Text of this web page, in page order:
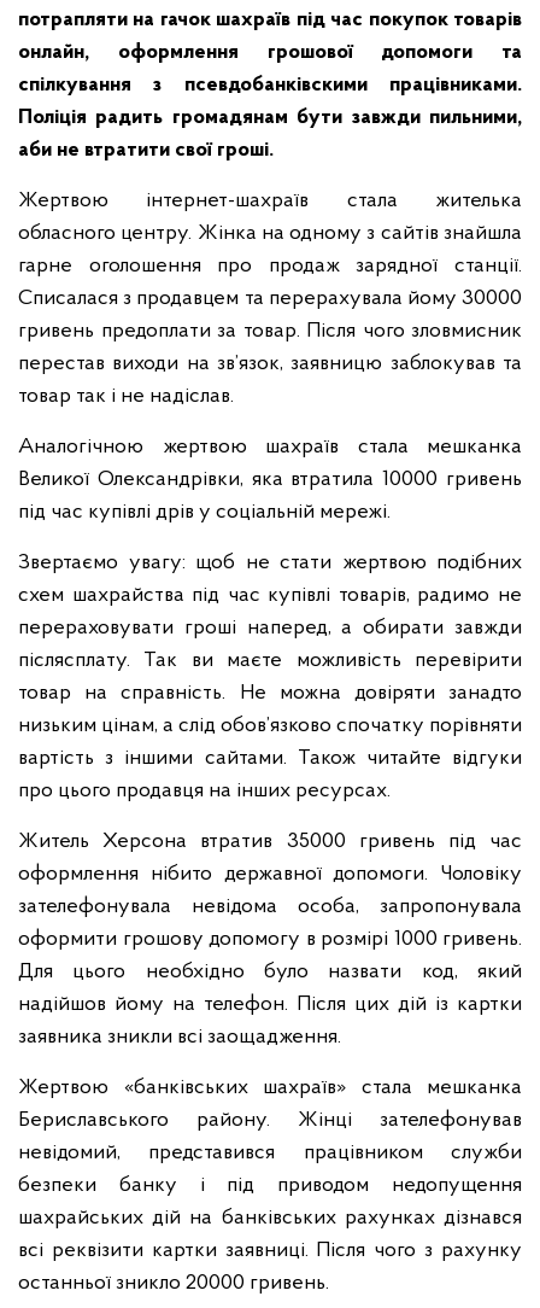
потрапляти на гачок шахраїв під час покупок товарів
онлайн, оформлення грошової допомоги та
спілкування з псевдобанківскими працівниками.
Поліція радить громадянам бути завжди пильними,
аби не втратити свої гроші.
Жертвою інтернет-шахраїв стала жителька
обласного центру. Жінка на одному з сайтів знайшла
гарне оголошення про продаж зарядної станції.
Списалася з продавцем та перерахувала йому 30000
гривень предоплати за товар. Після чого зловмисник
перестав виходи на зв’язок, заявницю заблокував та
товар так і не надіслав.
Аналогічною жертвою шахраїв стала мешканка
Великої Олександрівки, яка втратила 10000 гривень
під час купівлі дрів у соціальній мережі.
Звертаємо увагу: щоб не стати жертвою подібних
схем шахрайства під час купівлі товарів, радимо не
перераховувати гроші наперед, а обирати завжди
післясплату. Так ви маєте можливість перевірити
товар на справність. Не можна довіряти занадто
низьким цінам, а слід обов’язково спочатку порівняти
вартість з іншими сайтами. Також читайте відгуки
про цього продавця на інших ресурсах.
Житель Херсона втратив 35000 гривень під час
оформлення нібито державної допомоги. Чоловіку
зателефонувала невідома особа, запропонувала
оформити грошову допомогу в розмірі 1000 гривень.
Для цього необхідно було назвати код, який
надійшов йому на телефон. Після цих дій із картки
заявника зникли всі заощадження.
Жертвою «банківських шахраїв» стала мешканка
Бериславського району. Жінці зателефонував
невідомий, представився працівником служби
безпеки банку і під приводом недопущення
шахрайських дій на банківських рахунках дізнався
всі реквізити картки заявниці. Після чого з рахунку
останньої зникло 20000 гривень.